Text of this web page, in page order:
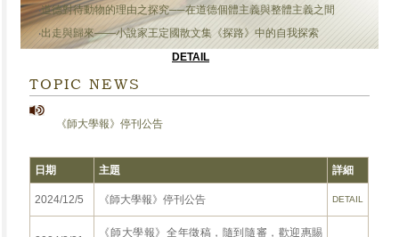
‧道德對待動物的理由之探究──在道德個體主義與整體主義之間
‧出走與歸來——小說家王定國散文集《探路》中的自我探索
DETAIL
TOPIC NEWS
《師大學報》停刊公告
日期 主題 詳細
2024/12/5 《師大學報》停刊公告 DETAIL
《師大學報》全年徵稿，隨到隨審，歡迎惠賜